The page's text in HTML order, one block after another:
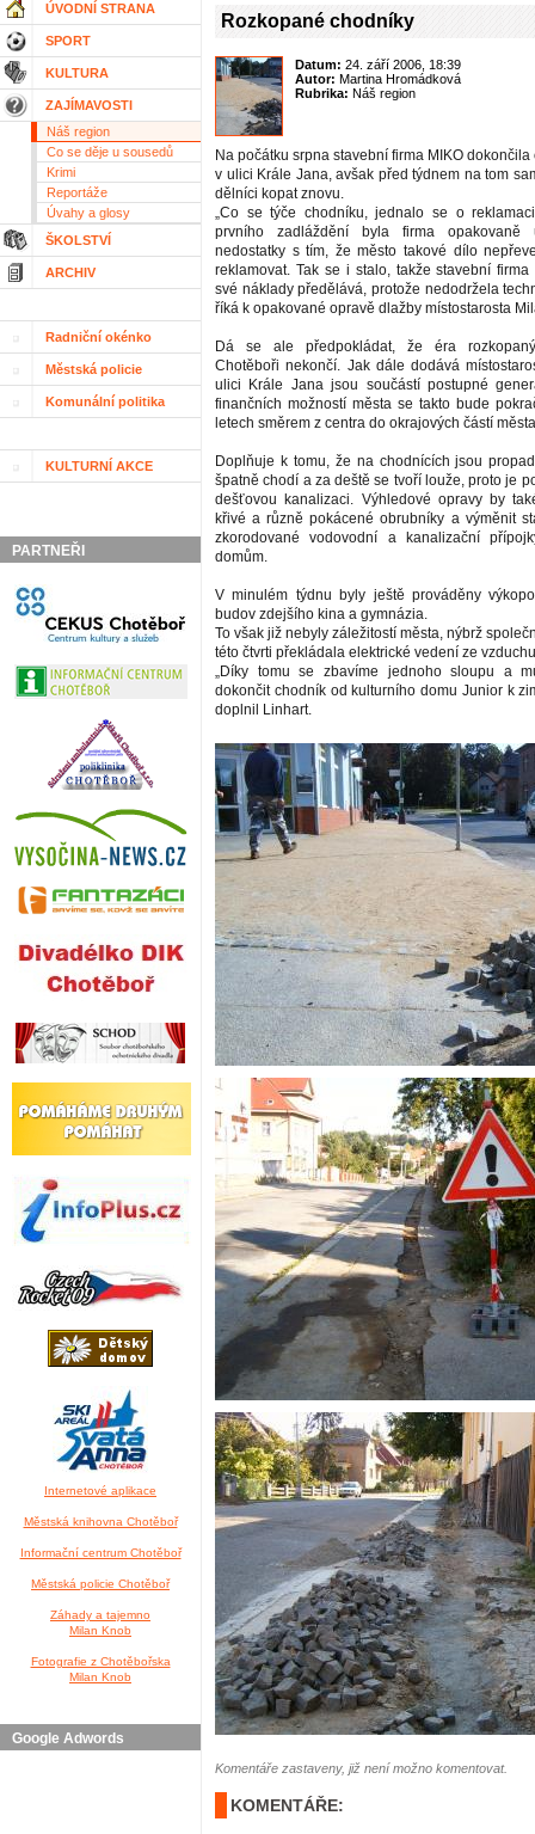
ÚVODNÍ STRANA
SPORT
KULTURA
ZAJÍMAVOSTI
Náš region
Co se děje u sousedů
Krimi
Reportáže
Úvahy a glosy
ŠKOLSTVÍ
ARCHIV
Radniční okénko
Městská policie
Komunální politika
KULTURNÍ AKCE
PARTNEŘI
Internetové aplikace
Městská knihovna Chotěboř
Informační centrum Chotěboř
Městská policie Chotěboř
Záhady a tajemno
Milan Knob
Fotografie z Chotěbořska
Milan Knob
Google Adwords
Rozkopané chodníky
Datum: 24. září 2006, 18:39
Autor: Martina Hromádková
Rubrika: Náš region
Na počátku srpna stavební firma MIKO
v ulici Krále Jana, avšak před týdnem na tom
dělníci kopat znovu.
„Co se týče chodníku, jednalo se o
prvního zadláždění byla firma opakovaně
nedostatky s tím, že město takové dílo
reklamovat. Tak se i stalo, takže stavební
své náklady předělává, protože nedodržela
říká k opakované opravě dlažby místostarosta
Dá se ale předpokládat, že éra
Chotěboři nekončí. Jak dále dodává
ulici Krále Jana jsou součástí postupné
finančních možností města se takto bude
letech směrem z centra do okrajových částí
Doplňuje k tomu, že na chodnících jsou
špatně chodí a za deště se tvoří louže, proto je
dešťovou kanalizaci. Výhledové opravy by
křivé a různě pokácené obrubníky a výměnit
zkorodované vodovodní a kanalizační
domům.
V minulém týdnu byly ještě prováděny
budov zdejšího kina a gymnázia.
To však již nebyly záležitostí města, nýbrž
této čtvrti překládala elektrické vedení ze
„Díky tomu se zbavíme jednoho sloupu a
dokončit chodník od kulturního domu Junior k
doplnil Linhart.
Komentáře zastaveny, již není možno komentovat.
KOMENTÁŘE: